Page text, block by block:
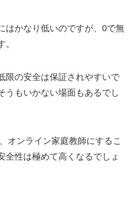
はかなり低いのですが、0で無
限の安全は保証されやすいで
うもいかない場面もあるでし
オンライン家庭教師にするこ
全性は極めて高くなるでしょ